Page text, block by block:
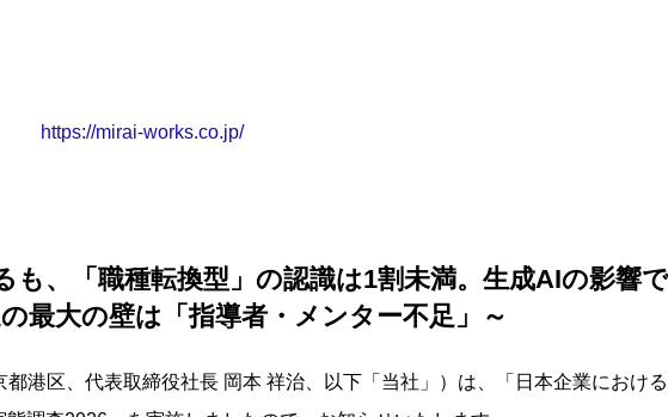
https://mirai-works.co.jp/
も、「職種転換型」の認識は1割未満。生成AIの影響
最大の壁は「指導者・メンター不足」～
港区、代表取締役社長 岡本 祥治、以下「当社」）は、「日本企業におけ